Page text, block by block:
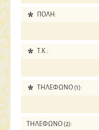
ΠΟΛΗ:
T.K.:
ΤΗΛΕΦΩΝΟ (1):
ΤΗΛΕΦΩΝΟ (2):